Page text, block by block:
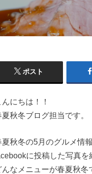
ポスト
んにちは！！
夏秋冬ブログ担当です。
夏秋冬の5月のグルメ情
に投稿した写真を
んなメニューが春夏秋